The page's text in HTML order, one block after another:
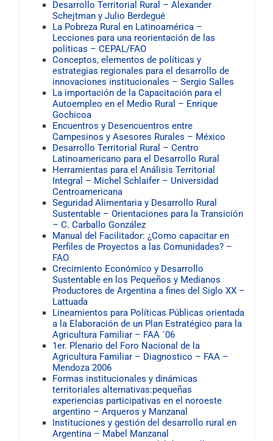
Desarrollo Territorial Rural – Alexander
Schejtman y Julio Berdegué
La Pobreza Rural en Latinoamérica –
Lecciones para una reorientación de las
políticas – CEPAL/FAO
Conceptos, elementos de políticas y
estrategias regionales para el desarrollo de
innovaciones institucionales – Sergio Salles
La importación de la Capacitación para el
Autoempleo en el Medio Rural – Enrique
Gochicoa
Encuentros y Desencuentros entre
Campesinos y Asesores Rurales – México
Desarrollo Territorial Rural – Centro
Latinoamericano para el Desarrollo Rural
Herramientas para el Análisis Territorial
Integral – Michel Schlaifer – Universidad
Centroamericana
Seguridad Alimentaria y Desarrollo Rural
Sustentable – Orientaciones para la Transición
– C. Carballo González
Manual del Facilitador: ¿Como capacitar en
Perfiles de Proyectos a las Comunidades? –
FAO
Crecimiento Económico y Desarrollo
Sustentable en los Pequeños y Medianos
Productores de Argentina a fines del Siglo XX –
Lattuada
Lineamientos para Políticas Públicas orientada
a la Elaboración de un Plan Estratégico para la
Agricultura Familiar – FAA ´06
1er. Plenario del Foro Nacional de la
Agricultura Familiar – Diagnostico – FAA –
Mendoza 2006
Formas institucionales y dinámicas
territoriales alternativas:pequeñas
experiencias participativas en el noroeste
argentino – Arqueros y Manzanal
Instituciones y gestión del desarrollo rural en
Argentina – Mabel Manzanal